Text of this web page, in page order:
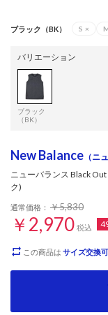
ブラック（BK） S ×
バリエーション
ブラック
（BK）
New Balance （ニ
ニューバランス Black
ク)
通常価格： ￥5,830
￥2,970 税込
この商品は サイズ交換